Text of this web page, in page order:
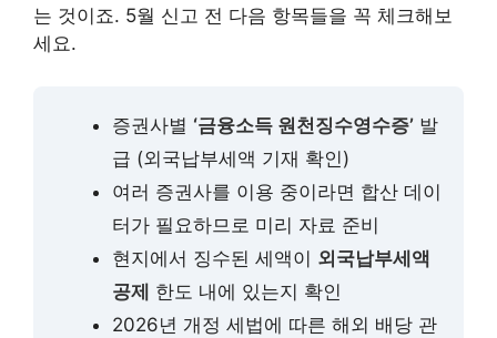
는 것이죠. 5월 신고 전 다음 항목들을 꼭 체크해보
세요.
증권사별 ‘금융소득 원천징수영수증’ 발
급 (외국납부세액 기재 확인)
여러 증권사를 이용 중이라면 합산 데이
터가 필요하므로 미리 자료 준비
현지에서 징수된 세액이 외국납부세액
공제 한도 내에 있는지 확인
2026년 개정 세법에 따른 해외 배당 관